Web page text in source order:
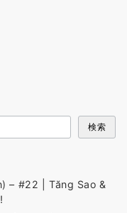
検索
– #22 | Tăng Sao &